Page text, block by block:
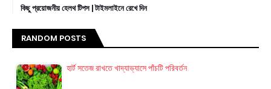
কিছু প্রয়োজনীয় হেলথ টিপস | টাইমলাইনে রেখে দিন
RANDOM POSTS
হার্ট সতেজ রাখতে খাদ্যাভ্যাসে পাঁচটি পরিবর্তন